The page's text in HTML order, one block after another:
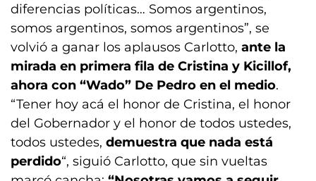
diferencias políticas… Somos argentinos,
somos argentinos, somos argentinos”, se
volvió a ganar los aplausos Carlotto, ante la
mirada en primera fila de Cristina y Kicillof,
ahora con “Wado” De Pedro en el medio.
“Tener hoy acá el honor de Cristina, el honor
del Gobernador y el honor de todos ustedes,
todos ustedes, demuestra que nada está
perdido“, siguió Carlotto, que sin vueltas